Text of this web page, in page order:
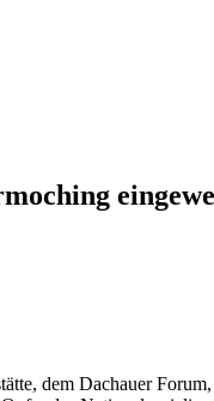
dem Dachauer